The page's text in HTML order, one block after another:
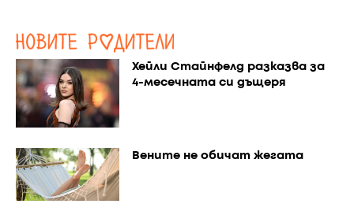
Хейли Стайнфелд разказва за
4-месечната си дъщеря
Вените не обичат жегата